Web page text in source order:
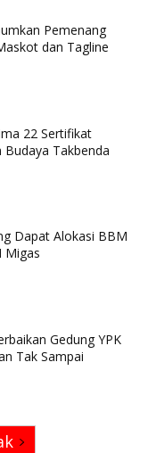
Pemenang
dan Tagline
22 Sertifikat
Budaya Takbenda
Dapat Alokasi BBM
Migas
Gedung YPK
Tak Sampai